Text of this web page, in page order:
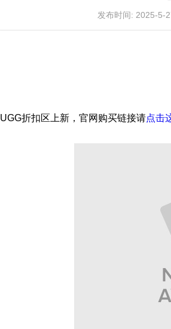
›
发布时间: 2025-5-
UGG折扣区上新，官网购买链接请点击